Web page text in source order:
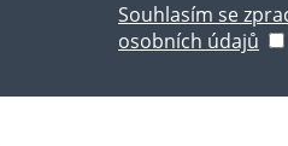
Souhlasím se
osobních údajů